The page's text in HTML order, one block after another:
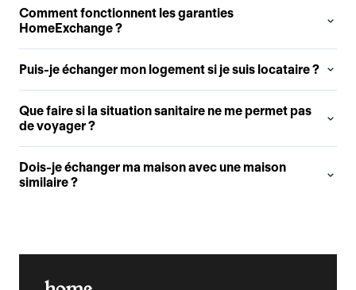
Comment fonctionnent les garanties
HomeExchange ?
Puis-je échanger mon logement si je suis locataire ?
Que faire si la situation sanitaire ne me permet pas
de voyager ?
Dois-je échanger ma maison avec une maison
similaire ?